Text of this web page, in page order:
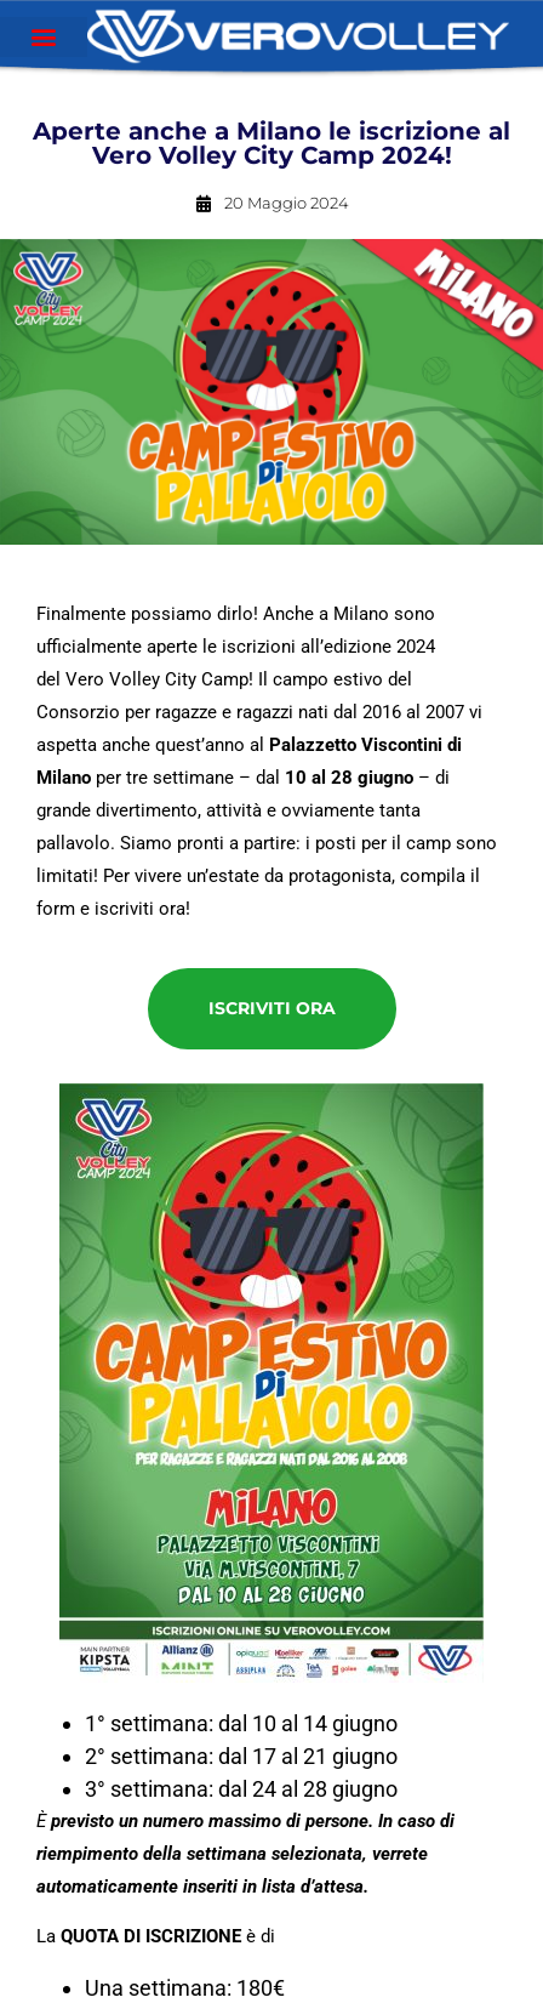
Aperte anche a Milano le iscrizione al
Vero Volley City Camp 2024!
20 Maggio 2024
Finalmente possiamo dirlo! Anche a Milano sono
ufficialmente aperte le iscrizioni all’edizione 2024
del Vero Volley City Camp! Il campo estivo del
Consorzio per ragazze e ragazzi nati dal 2016 al 2007 vi
aspetta anche quest’anno al
Palazzetto Viscontini di
Milano per tre settimane – dal 10 al 28 giugno – di
grande divertimento, attività e ovviamente tanta
pallavolo. Siamo pronti a partire: i posti per il camp sono
limitati! Per vivere un’estate da protagonista, compila il
form e iscriviti ora!
ISCRIVITI ORA
1° settimana: dal 10 al 14 giugno
2° settimana: dal 17 al 21 giugno
3° settimana: dal 24 al 28 giugno
Èprevisto un numero massimo di persone. In caso di
riempimento della settimana selezionata, verrete
automaticamente inseriti in lista d’attesa.
La QUOTA DI ISCRIZIONEè di
Una settimana: 180€